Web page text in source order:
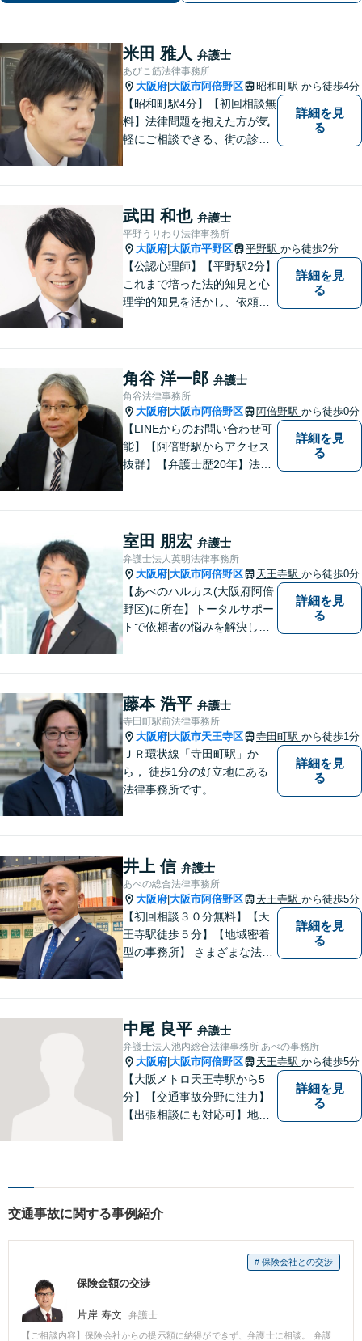
米田 雅人 弁護士
あびこ筋法律事務所
大阪府 大阪市阿倍野区 昭和町駅 から徒歩4分
【昭和町駅4分】【初回相談無
料】法律問題を抱えた方が気
軽にご相談できる、街の診療
い分野に対応しております。
お気軽にご相談ください。
【夜間・休日対応可】
詳細を見
る
武田 和也 弁護士
平野うりわり法律事務所
大阪府 大阪市平野区 平野駅 から徒歩2分
【公認心理師】【平野駅2分】
これまで培った法的知見と心
理学的知見を活かし、依頼者
も、まずはご相談ください。
詳細を見
る
角谷 洋一郎 弁護士
角谷法律事務所
大阪府 大阪市阿倍野区 阿倍野駅 から徒歩0分
【LINEからのお問い合わせ可
能】【阿倍野駅からアクセス
抜群】【弁護士歴20年】法テ
トップ対応が強み！交通事故
／遺産分割／離婚／債務整理
／その他
詳細を見
る
室田 朋宏 弁護士
弁護士法人英明法律事務所
大阪府 大阪市阿倍野区 天王寺駅 から徒歩0分
【あべのハルカス(大阪府阿倍
野区)に所在】トータルサポー
トで依頼者の悩みを解決しま
詳細を見
る
藤本 浩平 弁護士
寺田町駅前法律事務所
大阪府 大阪市天王寺区 寺田町駅 から徒歩1分
ＪＲ環状線「寺田町駅」か
ら， 徒歩1分の好立地にある
法律事務所です。
詳細を見
る
井上 信 弁護士
あべの総合法律事務所
大阪府 大阪市阿倍野区 天王寺駅 から徒歩5分
【初回相談３０分無料】【天
王寺駅徒歩５分】【地域密着
型の事務所】 さまざまな法律
相続、インターネット上のト
ラブルに注力！！
詳細を見
る
中尾 良平 弁護士
弁護士法人池内総合法律事務所 あべの事務所
大阪府 大阪市阿倍野区 天王寺駅 から徒歩5分
【大阪メトロ天王寺駅から5
分】【交通事故分野に注力】
【出張相談にも対応可】地元
幅広い法律サービスを提供い
ださい。
詳細を見
る
交通事故に関する事例紹介
# 保険会社との交渉
保険金額の交渉
片岸 寿文 弁護士
【ご相談内容】保険会社からの提示額に納得ができず、弁護士に相談。 弁護